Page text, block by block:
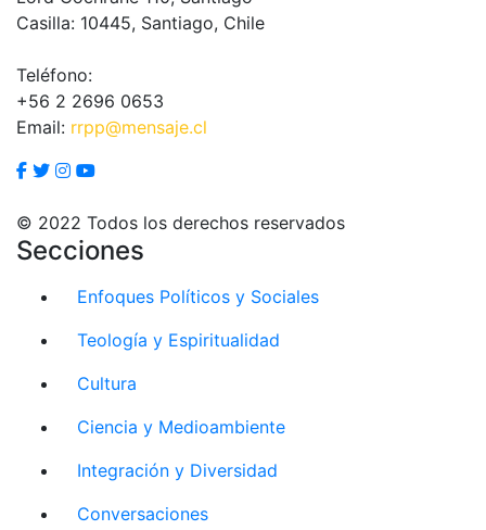
Casilla: 10445, Santiago, Chile
Teléfono:
+56 2 2696 0653
Email: rrpp@mensaje.cl
© 2022 Todos los derechos reservados
Secciones
Enfoques Políticos y Sociales
Teología y Espiritualidad
Cultura
Ciencia y Medioambiente
Integración y Diversidad
Conversaciones